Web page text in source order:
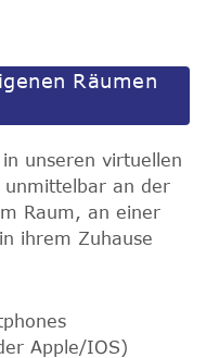
Räumen
unseren virtuellen
unmittelbar an der
Raum, an einer
ihrem Zuhause
Apple/IOS)